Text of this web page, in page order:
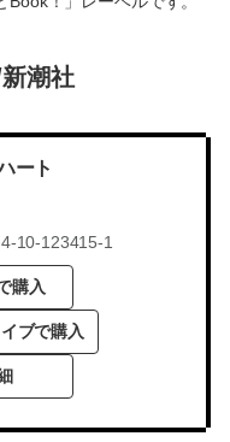
潮社
ート
10-123415-1
購入
ブで購入